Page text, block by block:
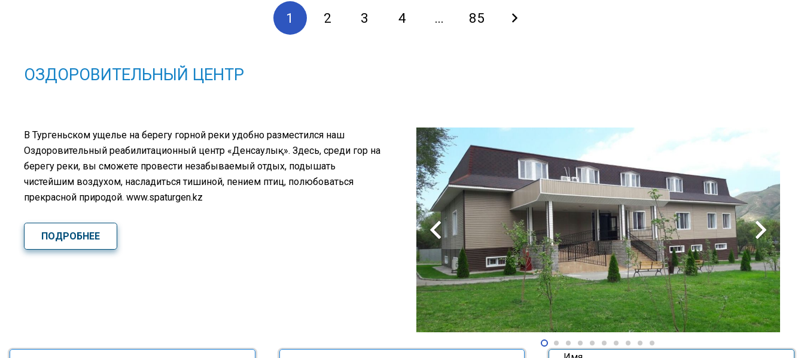
1 2 3 4 … 85
ОЗДОРОВИТЕЛЬНЫЙ ЦЕНТР
В Тургеньском ущелье на берегу горной реки удобно разместился наш
Оздоровительный реабилитационный центр «Денсаулық». Здесь, среди гор на
берегу реки, вы сможете провести незабываемый отдых, подышать
чистейшим воздухом, насладиться тишиной, пением птиц, полюбоваться
прекрасной природой. www.spaturgen.kz
ПОДРОБНЕЕ